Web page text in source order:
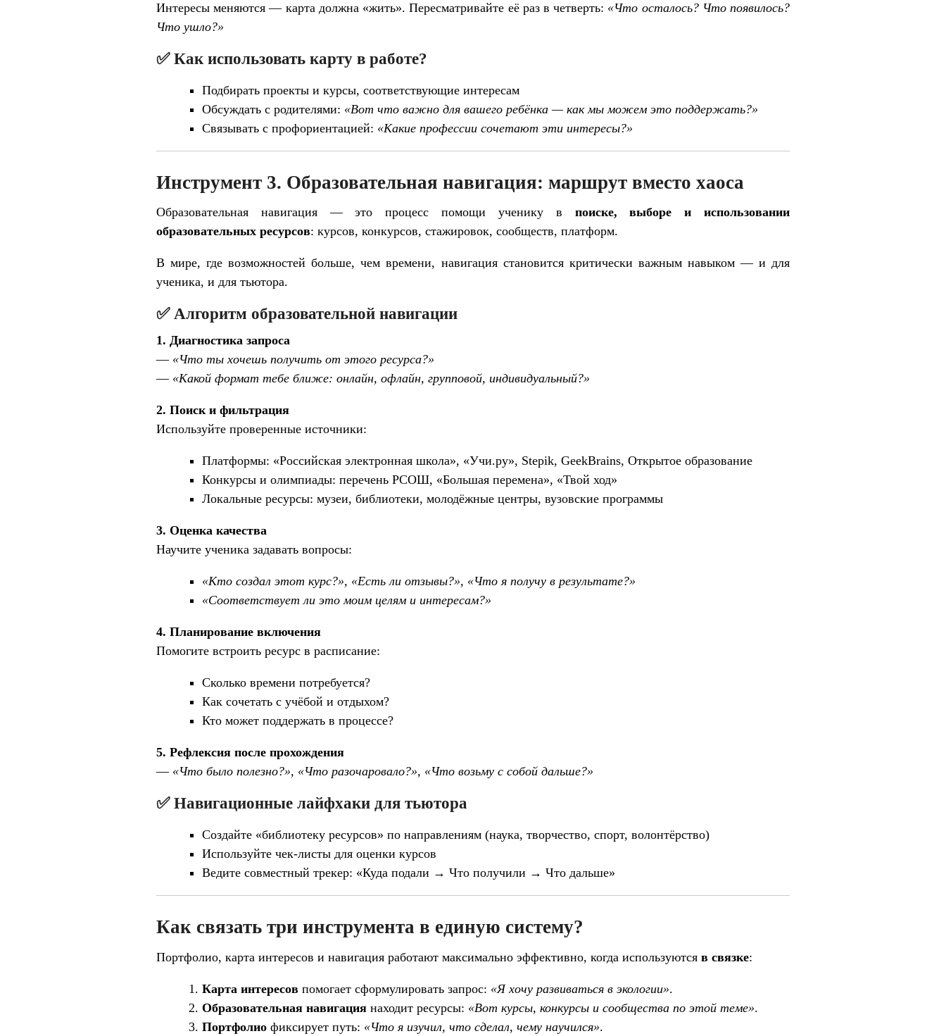
Интересы меняются — карта должна «жить». Пересматривайте её раз в четверть: «Что осталось? Что появилось?
Что ушло?»
✅ Как использовать карту в работе?
Подбирать проекты и курсы, соответствующие интересам
Обсуждать с родителями: «Вот что важно для вашего ребёнка — как мы можем это поддержать?»
Связывать с профориентацией: «Какие профессии сочетают эти интересы?»
Инструмент 3. Образовательная навигация: маршрут вместо хаоса
Образовательная навигация — это процесс помощи ученику в поиске, выборе и использовании
образовательных ресурсов: курсов, конкурсов, стажировок, сообществ, платформ.
В мире, где возможностей больше, чем времени, навигация становится критически важным навыком — и для
ученика, и для тьютора.
✅ Алгоритм образовательной навигации
1. Диагностика запроса
— «Что ты хочешь получить от этого ресурса?»
— «Какой формат тебе ближе: онлайн, офлайн, групповой, индивидуальный?»
2. Поиск и фильтрация
Используйте проверенные источники:
Платформы: «Российская электронная школа», «Учи.ру», Stepik, GeekBrains, Открытое образование
Конкурсы и олимпиады: перечень РСОШ, «Большая перемена», «Твой ход»
Локальные ресурсы: музеи, библиотеки, молодёжные центры, вузовские программы
3. Оценка качества
Научите ученика задавать вопросы:
«Кто создал этот курс?», «Есть ли отзывы?», «Что я получу в результате?»
«Соответствует ли это моим целям и интересам?»
4. Планирование включения
Помогите встроить ресурс в расписание:
Сколько времени потребуется?
Как сочетать с учёбой и отдыхом?
Кто может поддержать в процессе?
5. Рефлексия после прохождения
— «Что было полезно?», «Что разочаровало?», «Что возьму с собой дальше?»
✅ Навигационные лайфхаки для тьютора
Создайте «библиотеку ресурсов» по направлениям (наука, творчество, спорт, волонтёрство)
Используйте чек-листы для оценки курсов
Ведите совместный трекер: «Куда подали → Что получили → Что дальше»
Как связать три инструмента в единую систему?
Портфолио, карта интересов и навигация работают максимально эффективно, когда используются в связке:
Карта интересов помогает сформулировать запрос: «Я хочу развиваться в экологии».
Образовательная навигация находит ресурсы: «Вот курсы, конкурсы и сообщества по этой теме».
Портфолио фиксирует путь: «Что я изучил, что сделал, чему научился».